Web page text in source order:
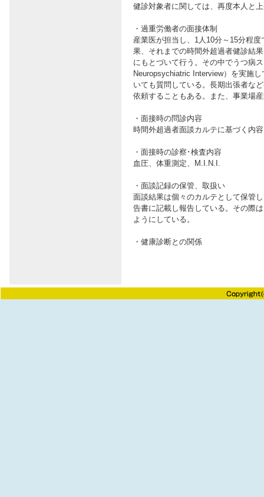
健診対象者に関しては、再度本人と
・過重労働者の面接体制
産業医が担当し、1人10分～15分程
果、それまでの時間外超過者健診結
にもとづいて行う。その中でうつ病
Neuropsychiatric Interview）を実施
いても質問している。長期出張者な
依頼することもある。また、事業場
・面接時の問診内容
時間外超過者面談カルテに基づく内
・面接時の診察･検査内容
血圧、体重測定、M.I.N.I.
・面談記録の保管、取扱い
面談結果は個々のカルテとして保管
告書に記載し報告している。その際
ようにしている。
・健康診断との関係